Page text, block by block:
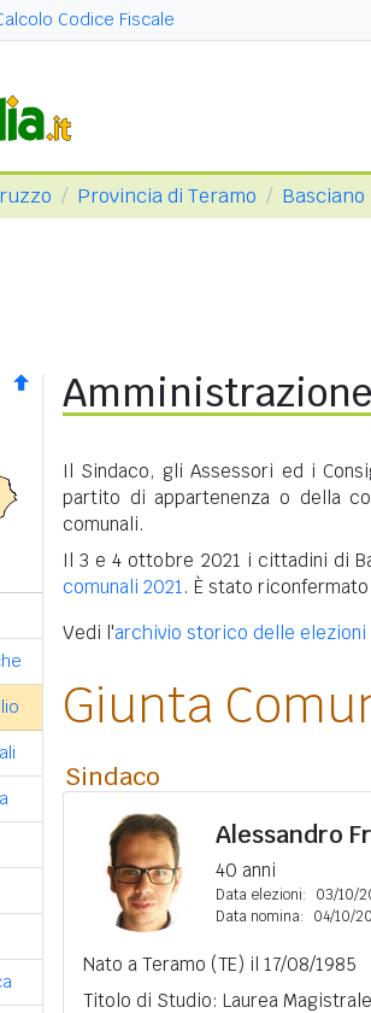
Codice Fiscale
Provincia di Teramo Basciano
Il Sindaco, gli Assessori ed i
partito di appartenenza o della
comunali.
Il 3 e 4 ottobre 2021 i cittadini di
comunali 2021. È stato
Vedi l'archivio storico delle elezioni
Giunta
Sindaco
Alessandro
40 anni
Data elezioni:
03/10/
Data nomina:
04/10/
Nato a Teramo (TE) il 17/08/1985
Titolo di Studio: Laurea Magistrale